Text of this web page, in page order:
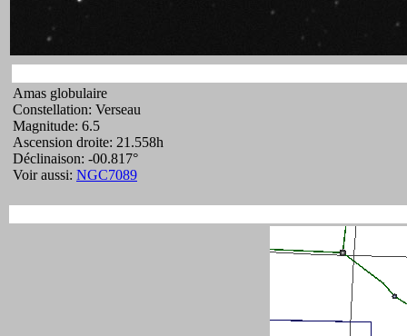
Amas globulaire
Constellation: Verseau
Magnitude: 6.5
Ascension droite: 21.558h
Déclinaison: -00.817°
Voir aussi: NGC7089